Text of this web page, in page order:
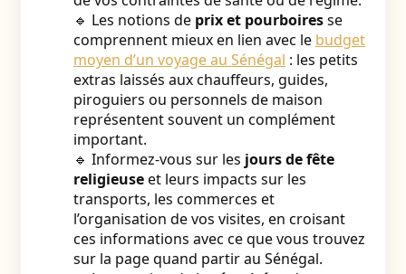
🔹 Les notions de prix et pourboiresse
comprennent mieux en lien avec le budget
moyen d’un voyage au Sénégal : les petits
extras laissés aux chauffeurs, guides,
piroguiers ou personnels de maison
représentent souvent un complément
important.
🔹 Informez-vous sur les jours de fête
religieuseet leurs impacts sur les
transports, les commerces et
l’organisation de vos visites, en croisant
ces informations avec ce que vous trouvez
sur la page quand partir au Sénégal.